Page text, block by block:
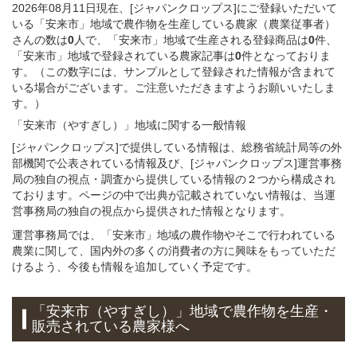
2026年08月11日現在、[ジャパンクロップス]にご登録いただいて
いる「安来市」地域で農作物を生産している農家（農業従事者）
さんの数は0人で、「安来市」地域で生産される登録商品は0件、
「安来市」地域で登録されている農家記事は0件となっておりま
す。（この数字には、サンプルとして登録された情報が含まれて
いる場合がございます。ご注意いただきますようお願いいたしま
す。）
「安来市（やすぎし）」 地域に関する一般情報
[ジャパンクロップス]で提供している情報は、総務省統計局等の外
部機関で公表されている情報及び、[ジャパンクロップス]運営事務
局の独自の視点・調査から提供している情報の２つから構成され
ております。ページの中で出典が記載されていない情報は、当運
営事務局の独自の視点から提供された情報となります。
運営事務局では、「安来市」地域の農作物やそこで行われている
農業に関して、国内外の多くの消費者の方に興味をもっていただ
けるよう、今後も情報を追加していく予定です。
「安来市（やすぎし）」地域で農作物を生産・
販売されている農家様へ